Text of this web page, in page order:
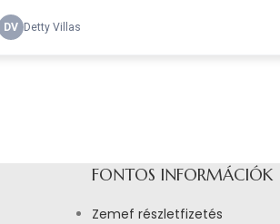
FONTOS INFORMÁCIÓK
Zemef részletfizetés